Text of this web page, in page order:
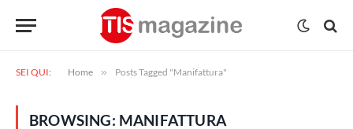
SEI QUI: Home » Posts Tagged "Manifattura"
BROWSING: MANIFATTURA